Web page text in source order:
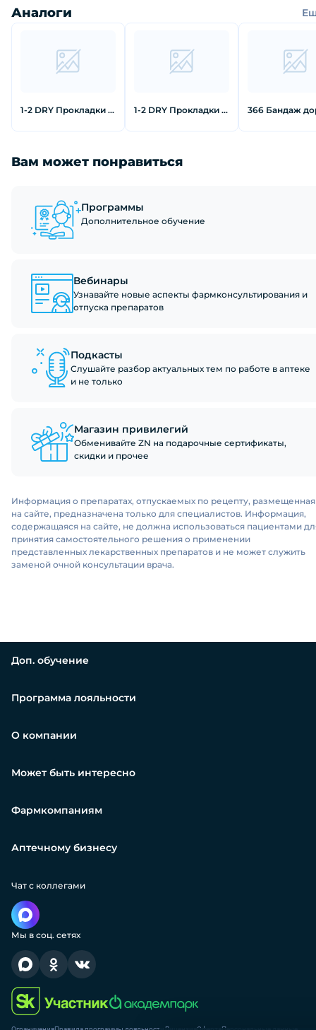
Аналоги
1-2 DRY Прокладки для подмышек от пота для одежды без рукавов 1-2 DRY Прокладки для подмышек от пота черного цвета большие 12 шт
Вам может понравиться
Программы
Дополнительное обучение
Вебинары
Узнавайте новые аспекты фармконсультирования и
отпуска препаратов
Подкасты
Слушайте разбор актуальных тем по работе в аптеке
и не только
Магазин привилегий
Обменивайте ZN на подарочные сертификаты,
скидки и прочее
Информация о препаратах, отпускаемых по рецепту, размещенная
на сайте, предназначена только для специалистов. Информация,
содержащаяся на сайте, не должна использоваться пациентами
принятия самостоятельного решения о применении
представленных лекарственных препаратов и не может служить
заменой очной консультации врача.
Доп. обучение
Программа лояльности
О компании
Может быть интересно
Фармкомпаниям
Аптечному бизнесу
Чат с коллегами
Мы в соц. сетях